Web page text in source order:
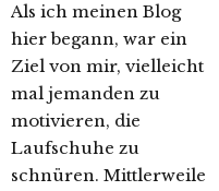
Als ich meinen Blog
hier begann, war ein
Ziel von mir, vielleicht
mal jemanden zu
motivieren, die
Laufschuhe zu
schnüren. Mittlerweile